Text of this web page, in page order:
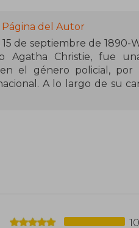
Página del Autor
de septiembre de 1890-
Agatha Christie, fue
el género policial, por
A lo largo de su
14 cuentos —con el
donde introdujo por